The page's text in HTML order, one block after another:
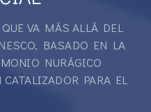
VA MÁS ALLÁ DEL
BASADO EN LA
NURÁGICO
CATALIZADOR PARA EL